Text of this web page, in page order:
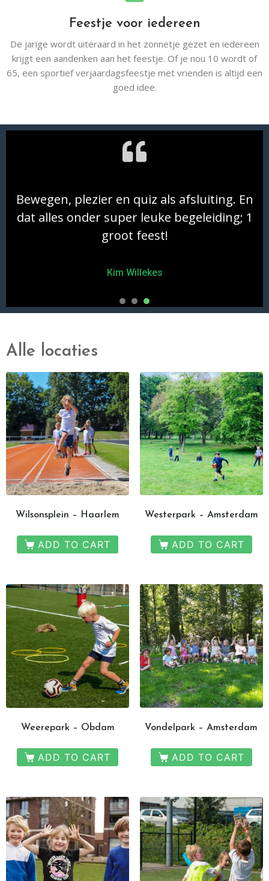
Feestje voor iedereen
De jarige wordt uiteraard in het zonnetje gezet en iedereen
krijgt een aandenken aan het feestje. Of je nou 10 wordt of
65, een sportief verjaardagsfeestje met vrienden is altijd een
goed idee.
Bewegen, plezier en quiz als afsluiting. En
dat alles onder super leuke begeleiding; 1
groot feest!
Kim Willekes
1 2 3
Alle locaties
Wilsonsplein – Haarlem
ADD TO CART
Westerpark – Amsterdam
ADD TO CART
Weerepark – Obdam
ADD TO CART
Vondelpark – Amsterdam
ADD TO CART
JOUW FEESTJE IN